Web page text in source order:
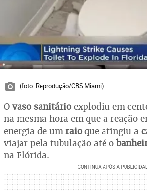
(foto: Reprodução/CBS Miami)
O vaso sanitário explodiu em
na mesma hora em que a reação
energia de um raio que atingiu a
viajar pela tubulação até o
na Flórida.